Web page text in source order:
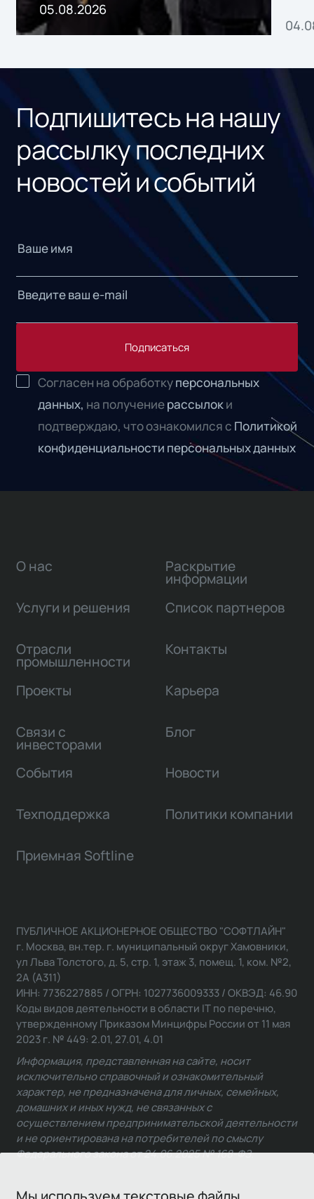
05.08.2026
Подпишитесь на нашу
рассылку последних
новостей и событий
Подписаться
Согласен на обработкуперсональных
данных, на получениерассылоки
подтверждаю, что ознакомился с Политикой
конфиденциальности персональных данных
О нас
Услуги и решения
Отрасли
промышленности
Проекты
Связи с
инвесторами
Раскрытие
информации
Список партнеров
Контакты
Карьера
Блог
События Новости
Техподдержка Политики компании
Приемная Softline
ПУБЛИЧНОЕ АКЦИОНЕРНОЕ ОБЩЕСТВО "СОФТЛАЙН"
г. Москва, вн.тер. г. муниципальный округ Хамовники,
ул Льва Толстого, д. 5, стр. 1, этаж 3, помещ. 1, ком. №2,
2А (А311)
ИНН: 7736227885 / ОГРН: 1027736009333 / ОКВЭД: 46.90
Коды видов деятельности в области IT по перечню,
утвержденному Приказом Минцифры России от 11 мая
2023 г. № 449: 2.01, 27.01, 4.01
Информация, представленная на сайте, носит
исключительно справочный и ознакомительный
характер, не предназначена для личных, семейных,
домашних и иных нужд, не связанных с
осуществлением предпринимательской деятельности
и не ориентирована на потребителей по смыслу
Федерального закона от 24.06.2025 № 168-ФЗ.